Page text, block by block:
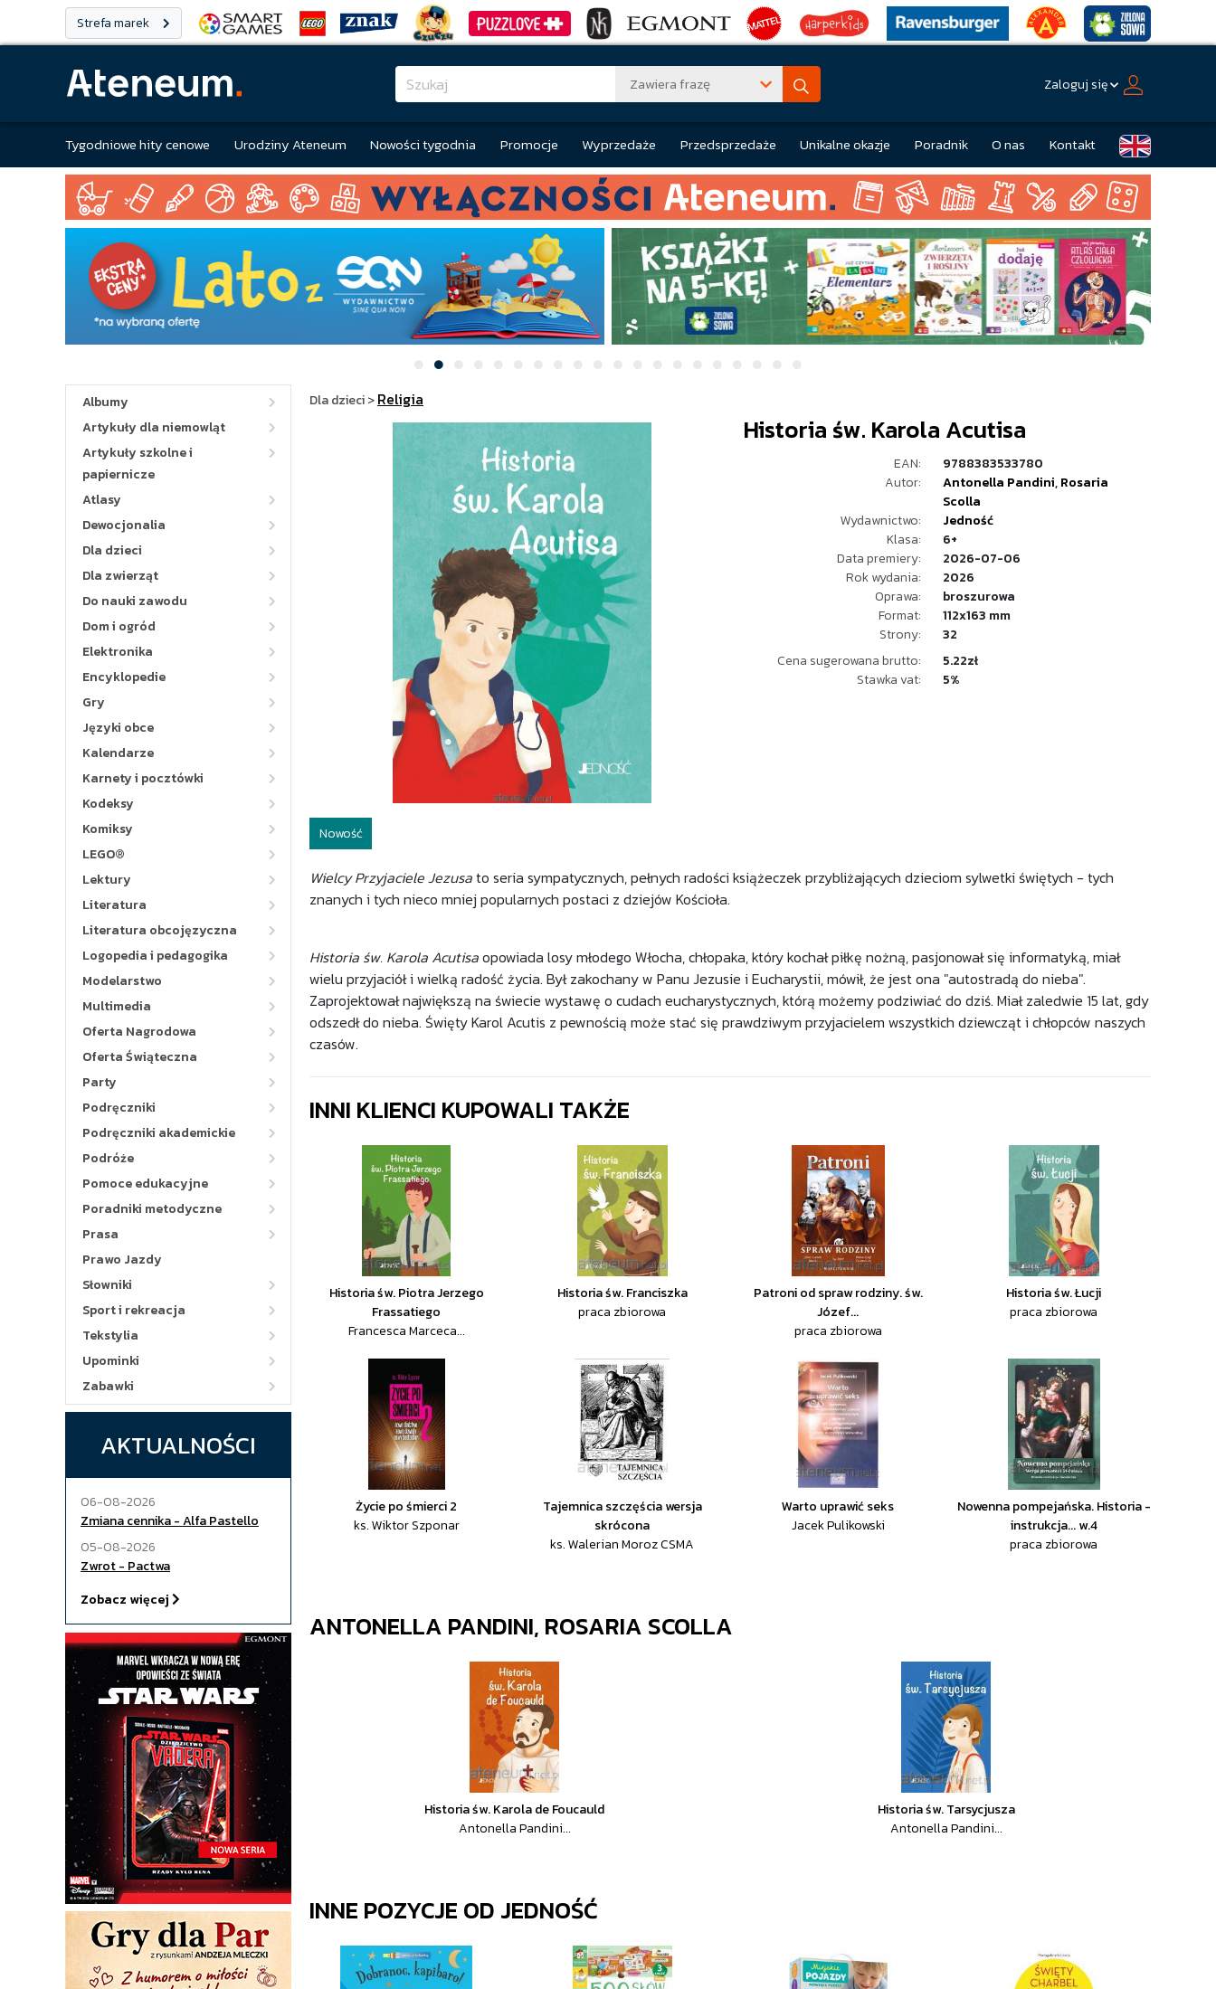
Strefa marek
Zawiera frazę Zaloguj się
Tygodniowe hity cenowe Urodziny Ateneum Nowości tygodnia Promocje Wyprzedaże Przedsprzedaże Unikalne okazje Poradnik O nas Kontakt
Albumy
Artykuły dla niemowląt
Artykuły szkolne i
papiernicze
Atlasy
Dewocjonalia
Dla dzieci
Dla zwierząt
Do nauki zawodu
Dom i ogród
Elektronika
Encyklopedie
Gry
Języki obce
Kalendarze
Karnety i pocztówki
Kodeksy
Komiksy
LEGO®
Lektury
Literatura
Literatura obcojęzyczna
Logopedia i pedagogika
Modelarstwo
Multimedia
Oferta Nagrodowa
Oferta Świąteczna
Party
Podręczniki
Podręczniki akademickie
Podróże
Pomoce edukacyjne
Poradniki metodyczne
Prasa
Prawo Jazdy
Słowniki
Sport i rekreacja
Tekstylia
Upominki
Zabawki
AKTUALNOŚCI
06-08-2026
Zmiana cennika - Alfa Pastello
05-08-2026
Zwrot - Pactwa
Zobacz więcej
Dla dzieci>Religia
Historia św. Karola Acutisa
EAN:
9788383533780
Autor:
Antonella Pandini,Rosaria
Scolla
Wydawnictwo:
Jedność
Klasa:
6+
Data premiery:
2026-07-06
Rok wydania:
2026
Oprawa:
broszurowa
Format:
112x163 mm
Strony:
32
Cena sugerowana brutto:
5.22zł
Stawka vat:
5%
Nowość
Wielcy Przyjaciele Jezusato seria sympatycznych, pełnych radości książeczek przybliżających dzieciom sylwetki świętych - tych
znanych i tych nieco mniej popularnych postaci z dziejów Kościoła.
Historia św. Karola Acutisaopowiada losy młodego Włocha, chłopaka, który kochał piłkę nożną, pasjonował się informatyką, miał
wielu przyjaciół i wielką radość życia. Był zakochany w Panu Jezusie i Eucharystii, mówił, że jest ona "autostradą do nieba".
Zaprojektował największą na świecie wystawę o cudach eucharystycznych, którą możemy podziwiać do dziś. Miał zaledwie 15 lat, gdy
odszedł do nieba. Święty Karol Acutis z pewnością może stać się prawdziwym przyjacielem wszystkich dziewcząt i chłopców naszych
czasów.
INNI KLIENCI KUPOWALI TAKŻE
Historia św. Piotra Jerzego
Frassatiego
Francesca Marceca...
Historia św. Franciszka
praca zbiorowa
Patroni od spraw rodziny. św.
Józef...
praca zbiorowa
Historia św. Łucji
praca zbiorowa
Życie po śmierci 2
ks. Wiktor Szponar
Tajemnica szczęścia wersja
skrócona
ks. Walerian Moroz CSMA
Warto uprawić seks
Jacek Pulikowski
Nowenna pompejańska. Historia -
instrukcja... w.4
praca zbiorowa
ANTONELLA PANDINI, ROSARIA SCOLLA
Historia św. Karola de Foucauld
Antonella Pandini...
Historia św. Tarsycjusza
Antonella Pandini...
INNE POZYCJE OD JEDNOŚĆ